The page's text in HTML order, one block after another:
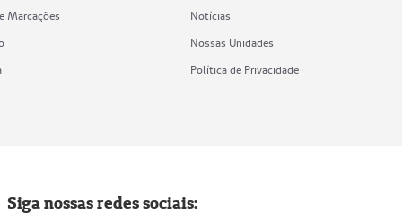
Marcações
Notícias
Nossas Unidades
Política de Privacidade
Siga nossas redes sociais: